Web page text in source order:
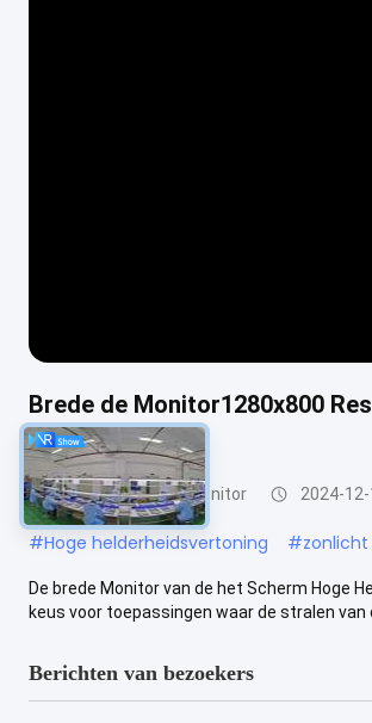
Brede de Monitor1280x800
Openluchtkiosk
Hoge Helderheidsmonitor 2024-12-
#Hoge helderheidsvertoning #
De brede Monitor van de het Scherm Hoge
keus voor toepassingen waar de stralen van
Berichten van bezoekers